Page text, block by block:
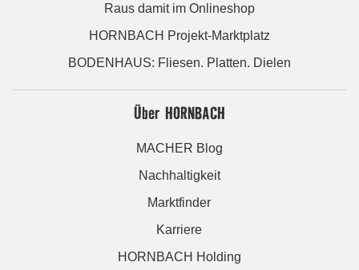
Raus damit im Onlineshop
HORNBACH Projekt-Marktplatz
BODENHAUS: Fliesen. Platten. Dielen
Über HORNBACH
MACHER Blog
Nachhaltigkeit
Marktfinder
Karriere
HORNBACH Holding